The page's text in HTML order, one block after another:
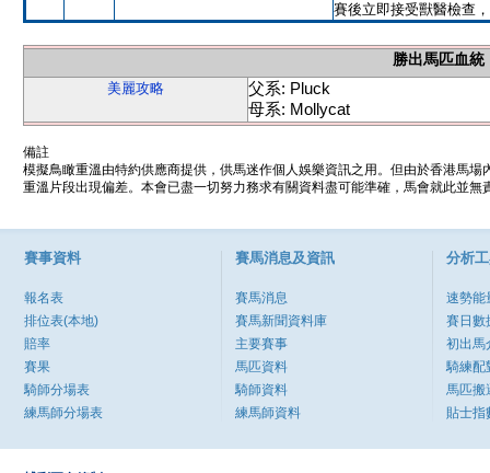
賽後立即接受獸醫檢查
勝出馬匹血統
美麗攻略
父系: Pluck
母系: Mollycat
備註
模擬鳥瞰重溫由特約供應商提供，供馬迷作個人娛樂資訊之用。但由於香港馬
重溫片段出現偏差。本會已盡一切努力務求有關資料盡可能準確，馬會就此並
賽事資料
報名表
排位表(本地)
賠率
賽果
騎師分場表
練馬師分場表
賽馬消息及資訊
賽馬消息
賽馬新聞資料庫
主要賽事
馬匹資料
騎師資料
練馬師資料
分析
速勢能
賽日數
初出馬
騎練配
馬匹搬
貼士指